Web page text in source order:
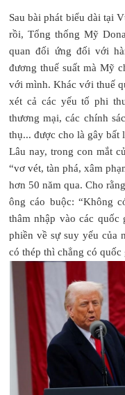
Sau bài phát biểu dài tại
rồi, Tổng thống Mỹ
quan đối ứng đối với
đương thuế suất mà Mỹ
với mình. Khác với thuế
xét cả các yếu tố phi
thương mại, các chính
thụ... được cho là gây
Lâu nay, trong con mắt
“vơ vét, tàn phá, xâm
hơn 50 năm qua. Cho
ông cáo buộc: “Không
thâm nhập vào các quốc
phiền về sự suy yếu của
có thép thì chẳng có quốc